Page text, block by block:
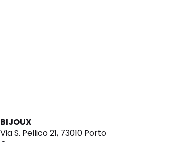
BIJOUX
Via S. Pellico 21, 73010 Porto